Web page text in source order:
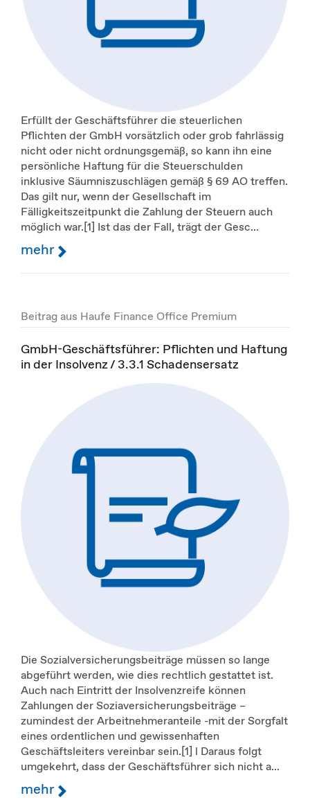
Erfüllt der Geschäftsführer die steuerlichen
Pflichten der GmbH vorsätzlich oder grob fahrlässig
nicht oder nicht ordnungsgemäß, so kann ihn eine
persönliche Haftung für die Steuerschulden
inklusive Säumniszuschlägen gemäß § 69 AO treffen.
Das gilt nur, wenn der Gesellschaft im
Fälligkeitszeitpunkt die Zahlung der Steuern auch
möglich war.[1] Ist das der Fall, trägt der Gesc...
mehr
Beitrag aus Haufe Finance Office Premium
GmbH-Geschäftsführer: Pflichten und Haftung
in der Insolvenz / 3.3.1 Schadensersatz
Die Sozialversicherungsbeiträge müssen so lange
abgeführt werden, wie dies rechtlich gestattet ist.
Auch nach Eintritt der Insolvenzreife können
Zahlungen der Soziaversicherungsbeiträge –
zumindest der Arbeitnehmeranteile -mit der Sorgfalt
eines ordentlichen und gewissenhaften
Geschäftsleiters vereinbar sein.[1] l Daraus folgt
umgekehrt, dass der Geschäftsführer sich nicht a...
mehr